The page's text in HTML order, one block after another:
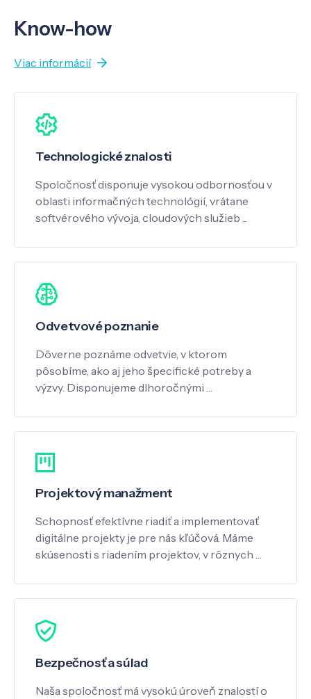
Know-how
Viac informácií
Technologické znalosti
Spoločnosť disponuje vysokou odbornosťou v
oblasti informačných technológií, vrátane
softvérového vývoja, cloudových služieb ...
Odvetvové poznanie
Dôverne poznáme odvetvie, v ktorom
pôsobíme, ako aj jeho špecifické potreby a
výzvy. Disponujeme dlhoročnými …
Projektový manažment
Schopnosť efektívne riadiť a implementovať
digitálne projekty je pre nás kľúčová. Máme
skúsenosti s riadením projektov, v rôznych …
Bezpečnosť a súlad
Naša spoločnosť má vysokú úroveň znalostí o